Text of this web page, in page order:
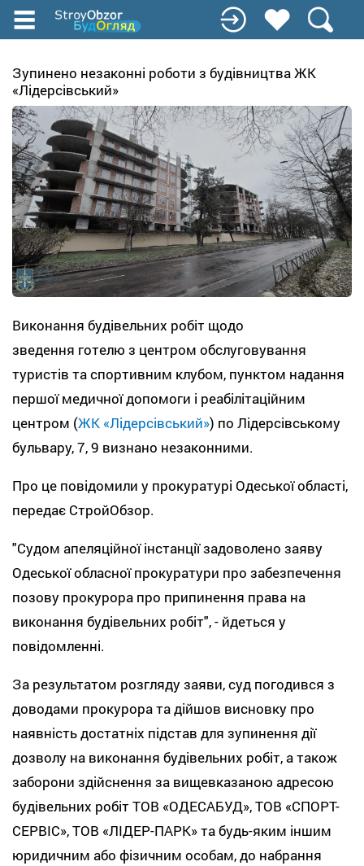
Перейти
до
вмісту
Зупинено незаконні роботи з будівництва ЖК
«Лідерсівський»
Виконання будівельних робіт щодо
зведення готелю з центром обслуговування
туристів та спортивним клубом, пунктом надання
першої медичної допомоги і реабілітаційним
центром (ЖК «Лідерсівський») по Лідерсівському
бульвару, 7, 9 визнано незаконними.
Про це повідомили у прокуратурі Одеської області,
передає СтройОбзор.
"Судом апеляційної інстанції задоволено заяву
Одеської обласної прокуратури про забезпечення
позову прокурора про припинення права на
виконання будівельних робіт", - йдеться у
повідомленні.
За результатом розгляду заяви, суд погодився з
доводами прокурора та дійшов висновку про
наявність достатніх підстав для зупинення дії
дозволу на виконання будівельних робіт, а також
заборони здійснення за вищевказаною адресою
будівельних робіт ТОВ «ОДЕСАБУД», ТОВ «СПОРТ-
СЕРВІС», ТОВ «ЛІДЕР-ПАРК» та будь-яким іншим
юридичним або фізичним особам, до набрання